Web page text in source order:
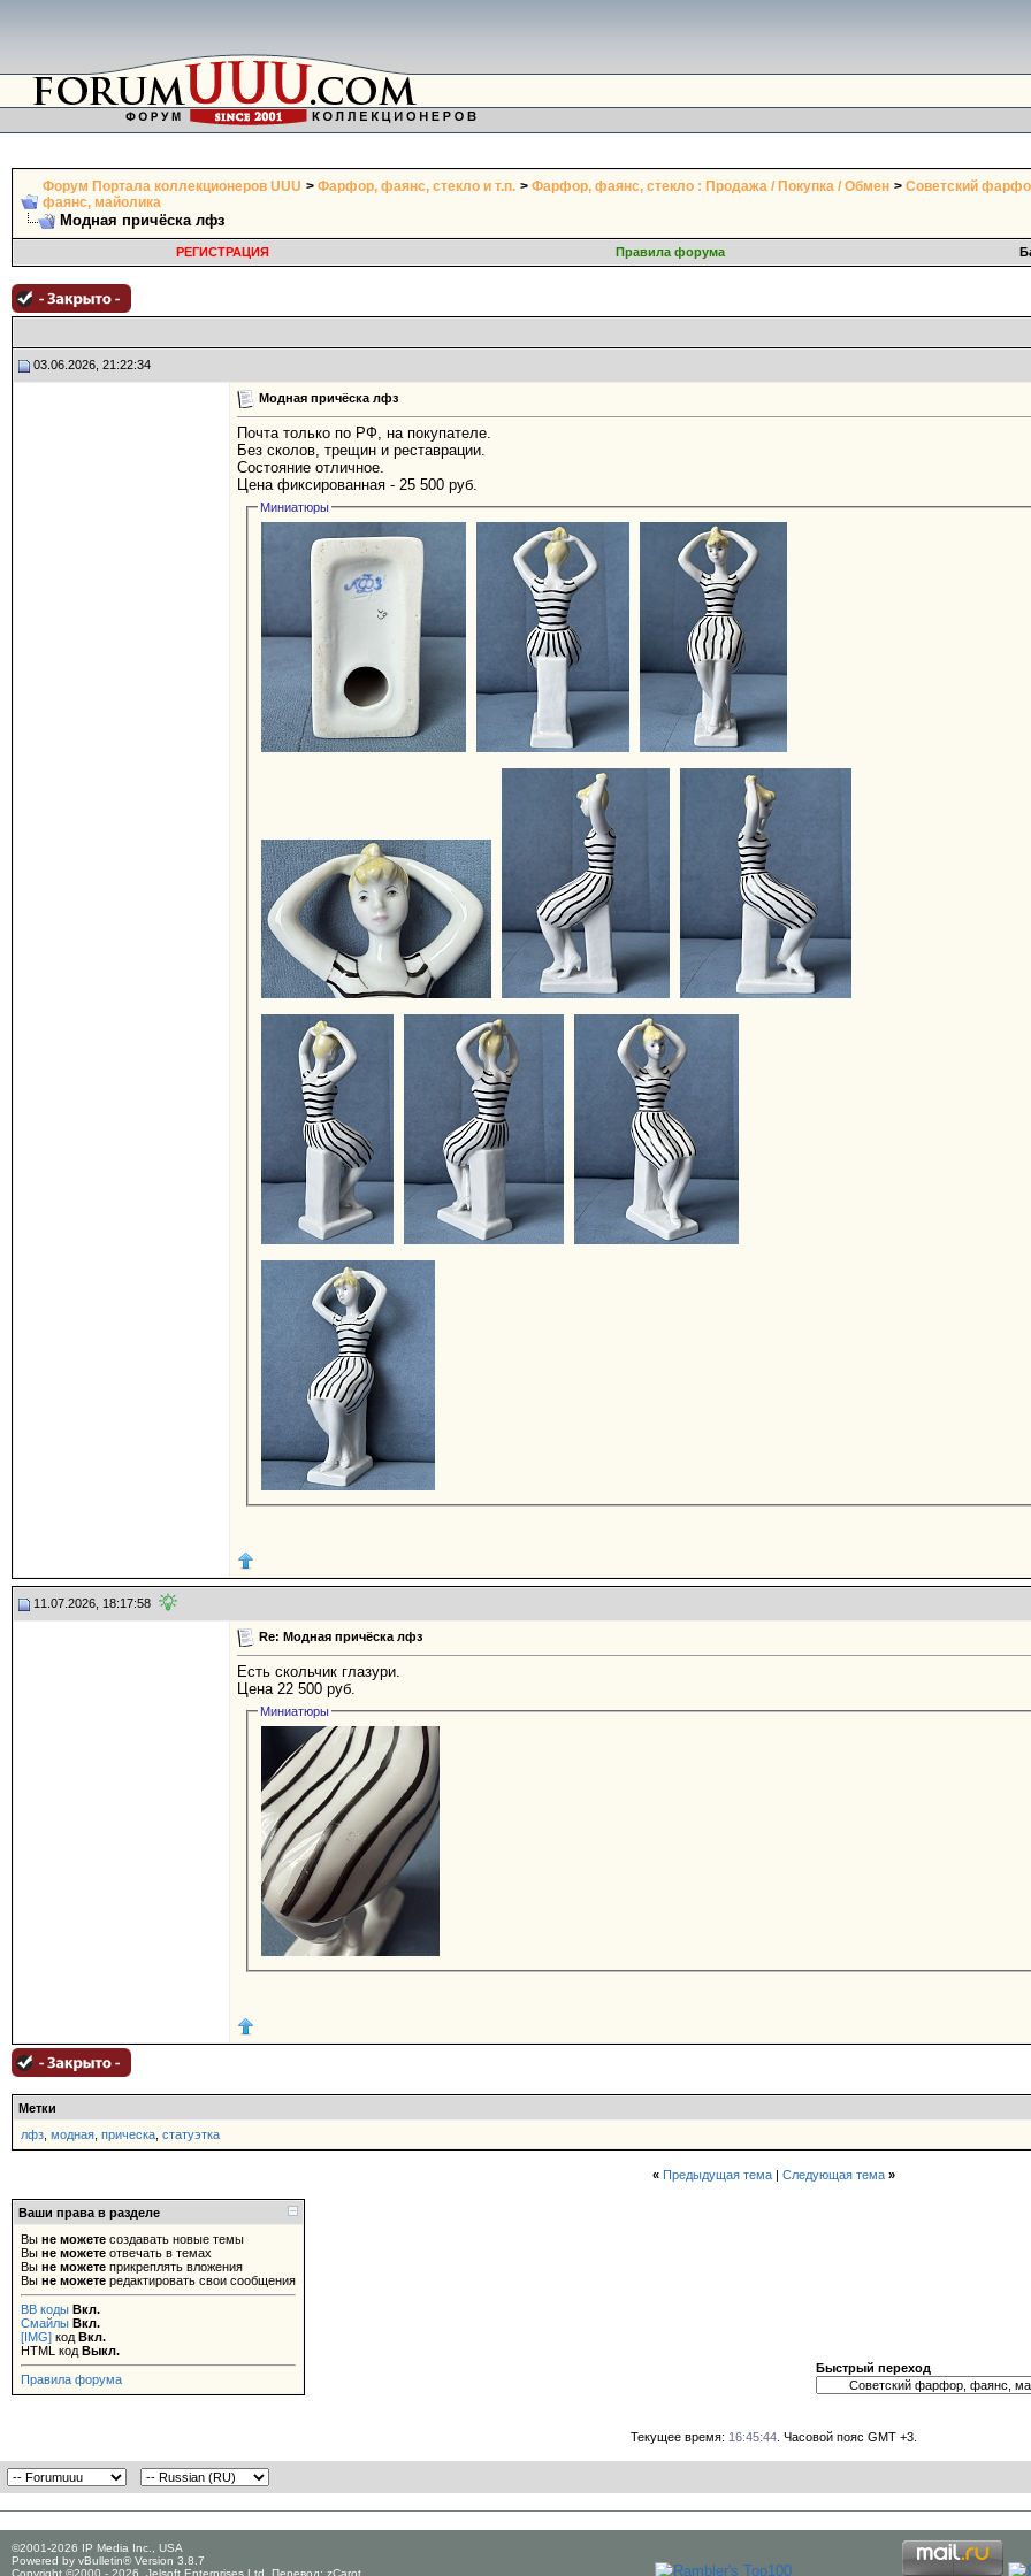
Форум Портала коллекционеров UUU > Фарфор, фаянс, стекло и т.п. > Фарфор, фаянс, стекло : Продажа / Покупка / Обмен > Советский
фаянс, майолика
Модная причёска лфз
РЕГИСТРАЦИЯ Правила форума
03.06.2026, 21:22:34
Модная причёска лфз
Почта только по РФ, на покупателе.
Без сколов, трещин и реставрации.
Состояние отличное.
Цена фиксированная - 25 500 руб.
Миниатюры
11.07.2026, 18:17:58
Re: Модная причёска лфз
Есть скольчик глазури.
Цена 22 500 руб.
Миниатюры
Метки
лфз модная прическа статуэтка
« Предыдущая тема| Следующая тема »
Ваши права в разделе
Вы не можете создавать новые темы
Вы не можете отвечать в темах
Вы не можете прикреплять вложения
Вы не можете редактировать свои сообщения
BB коды Вкл.
Смайлы Вкл.
[IMG] код Вкл.
HTML код Выкл.
Правила форума
Быстрый переход
Текущее время: 16:45:44. Часовой пояс GMT +3.
©2001-2026 IP Media Inc., USA
Powered by vBulletin® Version 3.8.7
Copyright ©2000 - 2026, Jelsoft Enterprises Ltd. Перевод: zCarot